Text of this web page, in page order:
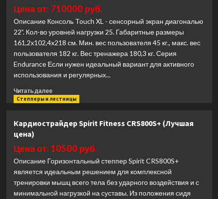
Lifestyle
Touch
(Лучшая
цена)
Цена от: 710000 руб.
Описание Консоль Touch XL - сенсорный экран диагональю
22”. Кол-во уровней нагрузки 25. Габаритные размеры
161,2x102,4x218 см. Мин. вес пользователя 45 кг., макс. вес
пользователя 182 кг. Вес тренажера 180,3 кг. Серия
Endurance Если нужен идеальный вариант для активного
использования и регулярных...
Читать далееПрочитать
больше
Matrix
Endurance
Premium
LED
(Лучшая
цена)
Степперы и лестницы
Кардиострайдер Spirit Fitness CRS800S+ (Лучшая
цена)
Цена от: 10500 руб.
Описание Горизонтальный степпер Spirit CRS800S+
является идеальным решением для комплексной
тренировки мышц всего тела без ударного воздействия и с
минимальной нагрузкой на суставы. Из положения сидя